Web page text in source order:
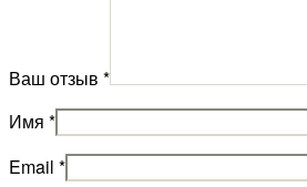
Ваш отзыв *
Имя *
Email *